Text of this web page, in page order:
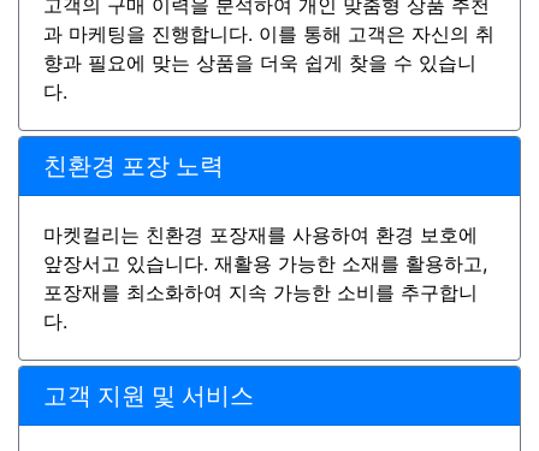
고객의 구매 이력을 분석하여 개인 맞춤형 상품 추천
과 마케팅을 진행합니다. 이를 통해 고객은 자신의 취
향과 필요에 맞는 상품을 더욱 쉽게 찾을 수 있습니
다.
친환경 포장 노력
마켓컬리는 친환경 포장재를 사용하여 환경 보호에
앞장서고 있습니다. 재활용 가능한 소재를 활용하고,
포장재를 최소화하여 지속 가능한 소비를 추구합니
다.
고객 지원 및 서비스